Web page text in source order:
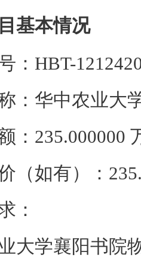
基本情况
：HBT-
：华中农业大
：235.000000
（如有）：
：
大学襄阳书院